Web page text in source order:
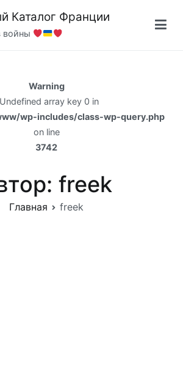
Каталог Франции
войны
Warning
array key 0 in
wp-includes/class-wp-query.php
on line
3742
freek
Главная freek